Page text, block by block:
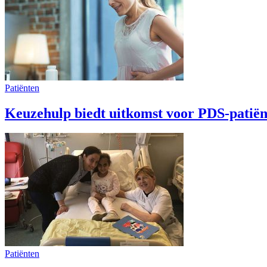
Patiënten
Keuzehulp biedt uitkomst voor PDS-
Patiënten